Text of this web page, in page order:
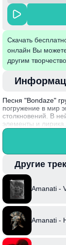
Скачать
онлайн Вы
другим
Песня "Bondaze"
погружение в мир
столкновений. В
элементы и
демонами и
атмосферу, в
их честные и
Amanati,
популярность в
уникальному
экспериментируя с
Другие
Amanati -
Amanati -